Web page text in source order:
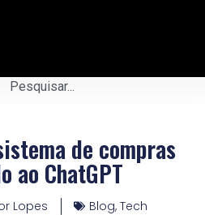
de compras
ao ChatGPT
Lopes Blog, Tech